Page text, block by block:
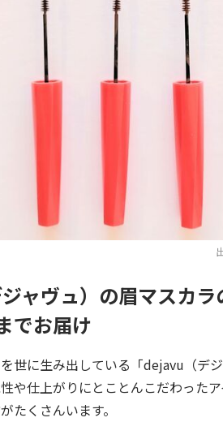
ャヴュ）の眉マスカラ
でお届け
世に生み出している「dejavu（デ
や仕上がりにとことんこだわった
たくさんいます。